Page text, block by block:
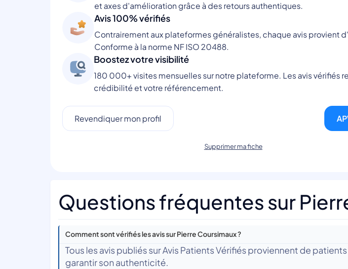
et axes d'amélioration grâce à des retours authentiques.
Avis 100% vérifiés
Contrairement aux plateformes généralistes, chaque avis provient
Conforme à la norme NF ISO 20488.
Boostez votre visibilité
180 000+ visites mensuelles sur notre plateforme. Les avis vérifiés
crédibilité et votre référencement.
Revendiquer mon profil
Supprimer ma fiche
Questions fréquentes sur
Comment sont vérifiés les avis sur Pierre Coursimaux ?
Tous les avis publiés sur Avis Patients Vérifiés proviennent de
garantir son authenticité.